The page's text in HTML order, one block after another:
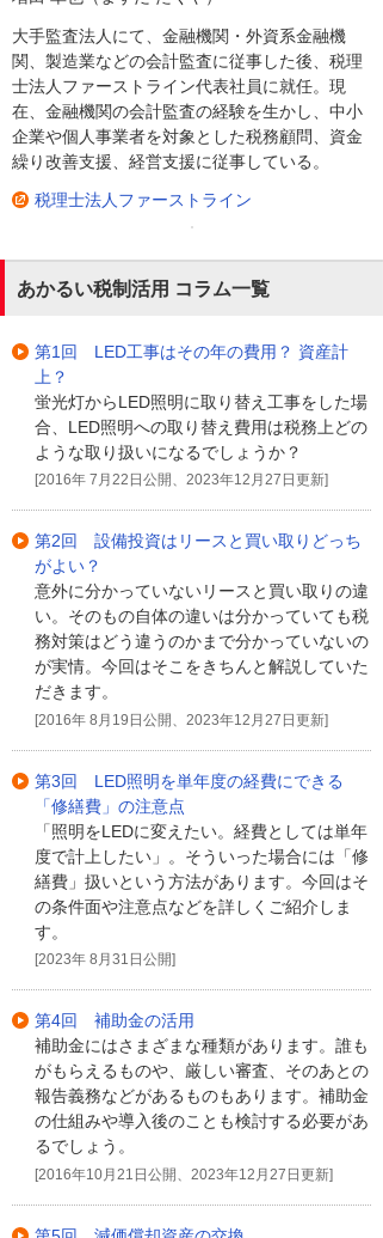
大手監査法人にて、金融機関・外資系金融機
関、製造業などの会計監査に従事した後、税理
士法人ファーストライン代表社員に就任。現
在、金融機関の会計監査の経験を生かし、中小
企業や個人事業者を対象とした税務顧問、資金
繰り改善支援、経営支援に従事している。
税理士法人ファーストライン
あかるい税制活用 コラム一覧
第1回 LED工事はその年の費用？ 資産計
上？
蛍光灯からLED照明に取り替え工事をした場
合、LED照明への取り替え費用は税務上どの
ような取り扱いになるでしょうか？
[2016年 7月22日公開、2023年12月27日更新]
第2回 設備投資はリースと買い取りどっち
がよい？
意外に分かっていないリースと買い取りの違
い。そのもの自体の違いは分かっていても税
務対策はどう違うのかまで分かっていないの
が実情。今回はそこをきちんと解説していた
だきます。
[2016年 8月19日公開、2023年12月27日更新]
第3回 LED照明を単年度の経費にできる
「修繕費」の注意点
「照明をLEDに変えたい。経費としては単年
度で計上したい」。そういった場合には「修
繕費」扱いという方法があります。今回はそ
の条件面や注意点などを詳しくご紹介しま
す。
[2023年 8月31日公開]
第4回 補助金の活用
補助金にはさまざまな種類があります。誰も
がもらえるものや、厳しい審査、そのあとの
報告義務などがあるものもあります。補助金
の仕組みや導入後のことも検討する必要があ
るでしょう。
[2016年10月21日公開、2023年12月27日更新]